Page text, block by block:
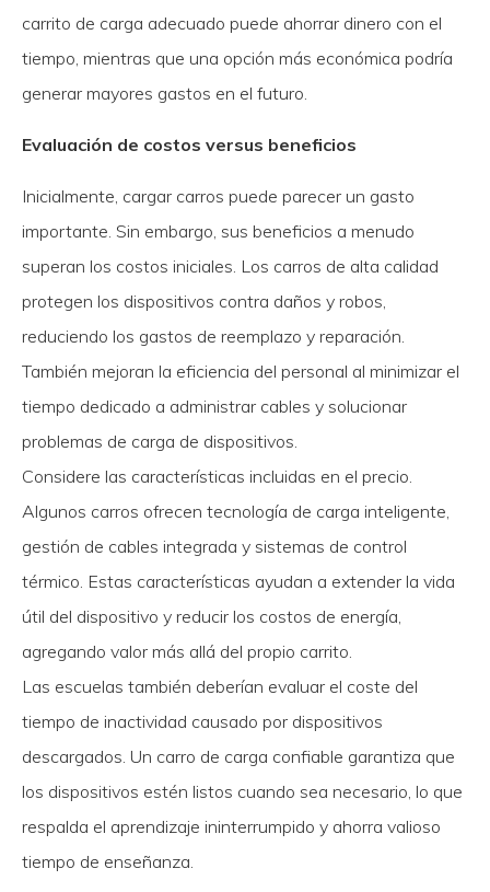
carrito de carga adecuado puede ahorrar dinero con el
tiempo, mientras que una opción más económica podría
generar mayores gastos en el futuro.
Evaluación de costos versus beneficios
Inicialmente, cargar carros puede parecer un gasto
importante. Sin embargo, sus beneficios a menudo
superan los costos iniciales. Los carros de alta calidad
protegen los dispositivos contra daños y robos,
reduciendo los gastos de reemplazo y reparación.
También mejoran la eficiencia del personal al minimizar el
tiempo dedicado a administrar cables y solucionar
problemas de carga de dispositivos.
Considere las características incluidas en el precio.
Algunos carros ofrecen tecnología de carga inteligente,
gestión de cables integrada y sistemas de control
térmico. Estas características ayudan a extender la vida
útil del dispositivo y reducir los costos de energía,
agregando valor más allá del propio carrito.
Las escuelas también deberían evaluar el coste del
tiempo de inactividad causado por dispositivos
descargados. Un carro de carga confiable garantiza que
los dispositivos estén listos cuando sea necesario, lo que
respalda el aprendizaje ininterrumpido y ahorra valioso
tiempo de enseñanza.